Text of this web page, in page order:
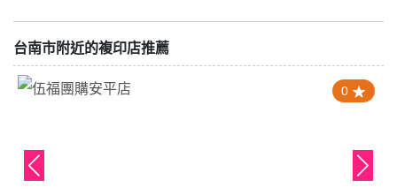
台南市附近的複印店推薦
0